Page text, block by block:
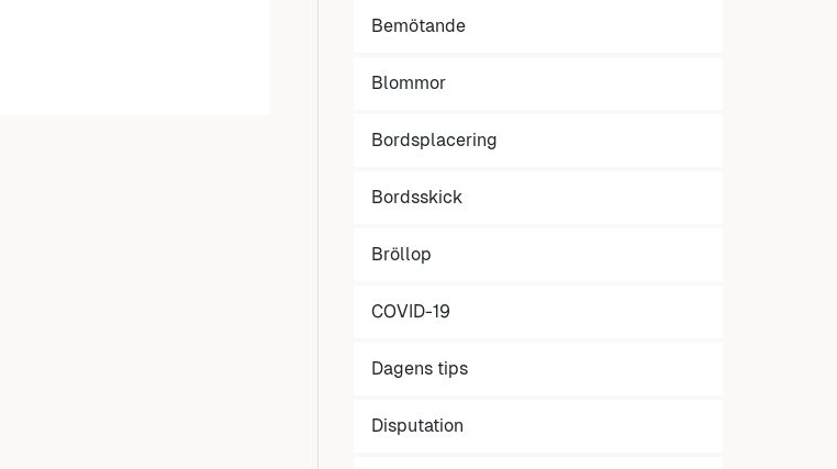
Bemötande
Blommor
Bordsplacering
Bordsskick
Bröllop
COVID-19
Dagens tips
Disputation